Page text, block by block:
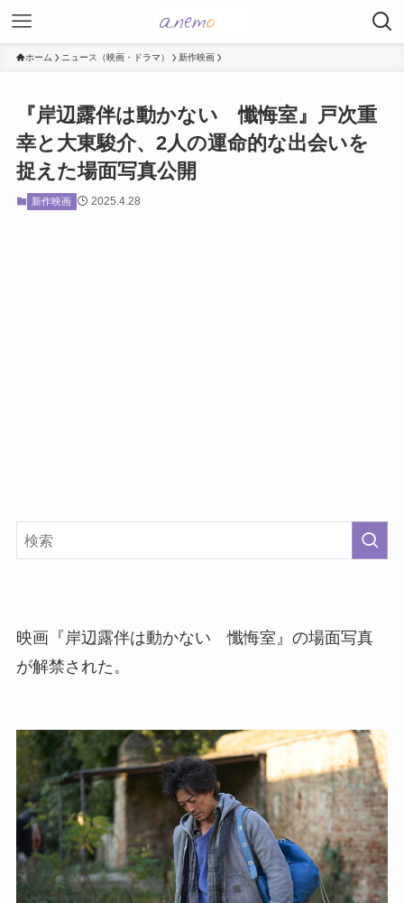
ホーム ニュース（映画・ドラマ） 新作映画
『岸辺露伴は動かない 懺悔室』戸次重
幸と大東駿介、2人の運命的な出会いを
捉えた場面写真公開
新作映画 2025.4.28
映画『岸辺露伴は動かない 懺悔室』の場面写真
が解禁された。